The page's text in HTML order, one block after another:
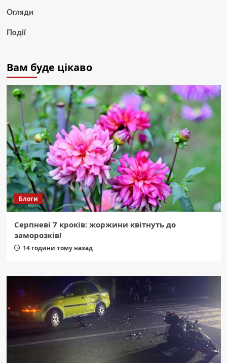
Огляди
Події
Вам буде цікаво
Блоги
Серпневі 7 кроків: жоржини квітнуть до
заморозків!
14 години тому назад